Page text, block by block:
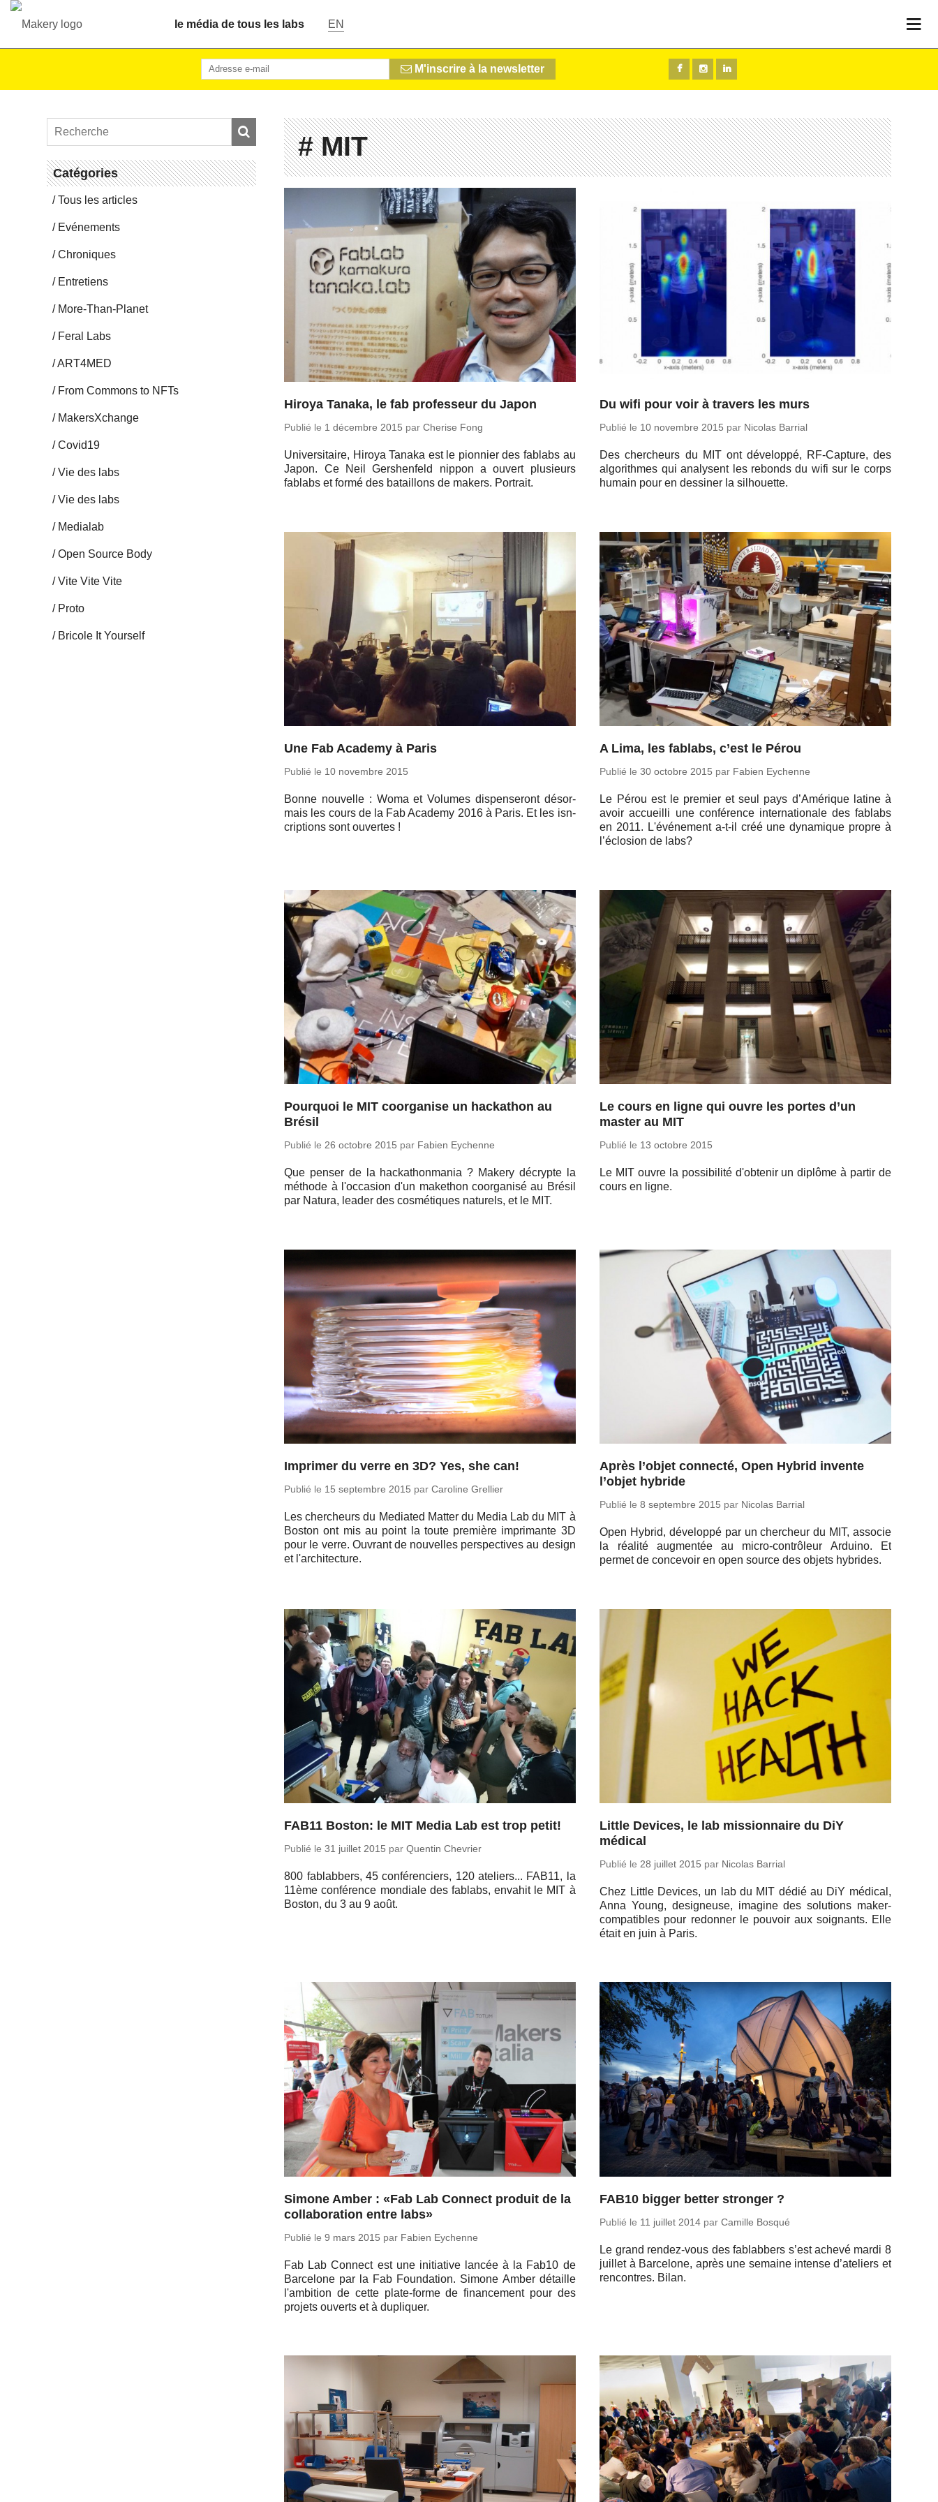
le média de tous les labs EN
M'inscrire à la newsletter
Ca­té­go­ries
Tous les articles
Evé­ne­ments
Chro­niques
En­tre­tiens
More-Than-Pla­net
Feral Labs
ART4MED
From Commons to NFTs
Ma­kersX­change
Covid19
Vie des labs
Vie des labs
Me­dia­lab
Open Source Body
Vite Vite Vite
Proto
Bricole It Yourself
# MIT
Hiroya Tanaka, le fab professeur du Japon
Publié le 1 dé­cembre 2015 parCherise Fong
Uni­ver­si­taire, Hiroya Tanaka est le pion­nier des fablabs au
Japon. Ce Neil Ger­shen­feld nippon a ouvert plu­sieurs
fablabs et formé des ba­taillons de makers. Portrait.
Du wifi pour voir à travers les murs
Publié le 10 no­vembre 2015 par Nicolas Barrial
Des cher­cheurs du MIT ont dé­ve­loppé, RF-Cap­ture, des
al­go­rithmes qui ana­lysent les rebonds du wifi sur le corps
humain pour en des­si­ner la silhouette.
Une Fab Academy à Paris
Publié le 10 no­vembre 2015
Bonne nou­velle : Woma et Volumes dis­pen­se­ront dé­sor­
mais les cours de la Fab Academy 2016 à Paris. Et les isn­
crip­tions sont ou­vertes !
A Lima, les fablabs, c’est le Pérou
Publié le30 octobre 2015 par Fabien Eychenne
Le Pérou est le premier et seul pays d’Amé­rique latine à
avoir ac­cueilli une confé­rence in­ter­na­tio­nale des fablabs
en 2011. L'évé­ne­ment a-t-il créé une dy­na­mique propre à
l’éclo­sion de labs?
Pourquoi le MIT coorganise un hackathon au
Brésil
Publié le 26 octobre 2015 par Fabien Eychenne
Que penser de la ha­cka­thon­ma­nia ? Makery dé­crypte la
méthode à l'oc­ca­sion d'un ma­ke­thon co­or­ga­nisé au Brésil
par Natura, leader des cos­mé­tiques na­tu­rels, et le MIT.
Le cours en ligne qui ouvre les portes d’un
master au MIT
Publié le 13 octobre 2015
Le MIT ouvre la pos­si­bi­lité d'ob­te­nir un diplôme à partir de
cours en ligne.
Imprimer du verre en 3D? Yes, she can!
Publié le 15 sep­tembre 2015 parCa­ro­line Grellier
Les cher­cheurs du Me­dia­ted Matter du Media Lab du MIT à
Boston ont mis au point la toute pre­mière im­pri­mante 3D
pour le verre. Ouvrant de nou­velles pers­pec­tives au design
et l'architecture.
Après l’objet connecté, Open Hybrid invente
l’objet hybride
Publié le8 sep­tembre 2015 par Nicolas Barrial
Open Hybrid, dé­ve­loppé par un cher­cheur du MIT, associe
la réalité aug­men­tée au mi­cro-contrô­leur Arduino. Et
permet de conce­voir en open source des objets hybrides.
FAB11 Boston: le MIT Media Lab est trop petit!
Publié le31 juillet 2015 parQuentin Chevrier
800 fa­blab­bers, 45 confé­ren­ciers, 120 ate­liers... FAB11, la
11ème confé­rence mon­diale des fablabs, envahit le MIT à
Boston, du 3 au 9 août.
Little Devices, le lab missionnaire du DiY
médical
Publié le 28 juillet 2015 par Nicolas Barrial
Chez Little Devices, un lab du MIT dédié au DiY médical,
Anna Young, de­si­gneuse, imagine des so­lu­tions ma­ker-
com­pa­tibles pour re­don­ner le pouvoir aux soi­gnants. Elle
était en juin à Paris.
Simone Amber : «Fab Lab Connect produit de la
collaboration entre labs»
Publié le9 mars 2015 par Fabien Eychenne
Fab Lab Connect est une ini­tia­tive lancée à la Fab10 de
Bar­ce­lone par la Fab Foun­da­tion. Simone Amber dé­taille
l'am­bi­tion de cette plate-forme de fi­nan­ce­ment pour des
projets ouverts et à dupliquer.
FAB10 bigger better stronger ?
Publié le 11 juillet 2014 parCamille Bosqué
Le grand ren­dez-vous des fa­blab­bers s’est achevé mardi 8
juillet à Bar­ce­lone, après une semaine intense d’ate­liers et
ren­contres. Bilan.